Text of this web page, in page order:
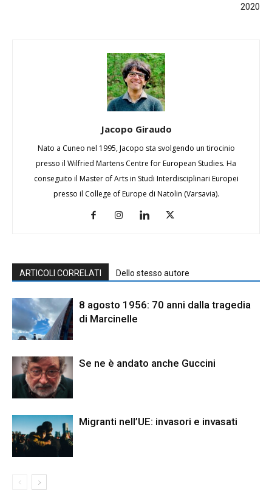
2020
Jacopo Giraudo
Nato a Cuneo nel 1995, Jacopo sta svolgendo un tirocinio
presso il Wilfried Martens Centre for European Studies. Ha
conseguito il Master of Arts in Studi Interdisciplinari Europei
presso il College of Europe di Natolin (Varsavia).
ARTICOLI CORRELATI Dello stesso autore
8 agosto 1956: 70 anni dalla tragedia
di Marcinelle
Se ne è andato anche Guccini
Migranti nell’UE: invasori e invasati